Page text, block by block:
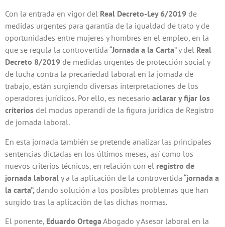
Con la entrada en vigor del Real Decreto-Ley 6/2019 de
medidas urgentes para garantía de la igualdad de trato y de
oportunidades entre mujeres y hombres en el empleo, en la
que se regula la controvertida “Jornada a la Carta” y del Real
Decreto 8/2019 de medidas urgentes de protección social y
de lucha contra la precariedad laboral en la jornada de
trabajo, están surgiendo diversas interpretaciones de los
operadores jurídicos. Por ello, es necesario aclarar y fijar los
criterios del modus operandi de la figura jurídica de Registro
de jornada laboral.
En esta jornada también se pretende analizar las principales
sentencias dictadas en los últimos meses, así como los
nuevos criterios técnicos, en relación con el registro de
jornada laboral y a la aplicación de la controvertida “jornada a
la carta”, dando solución a los posibles problemas que han
surgido tras la aplicación de las dichas normas.
El ponente, Eduardo Ortega Abogado y Asesor laboral en la